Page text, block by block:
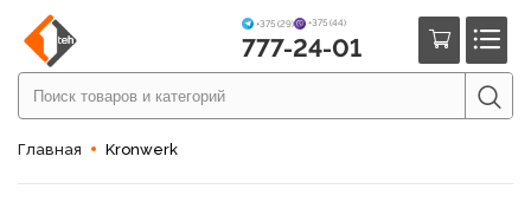
+375 (29) +375 (44)
777-24-01
Главная Kronwerk